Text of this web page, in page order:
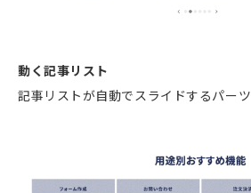
動く記事リスト
記事リストが自動でスライドするパーツ